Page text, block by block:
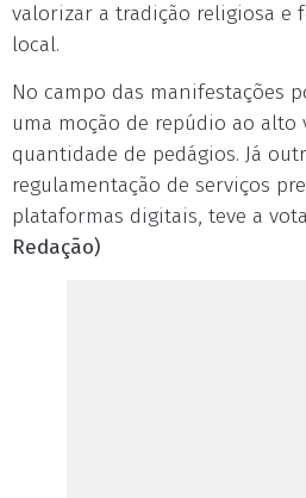
valorizar a tradição religiosa e
local.
No campo das manifestações
uma moção de repúdio ao alto
quantidade de pedágios. Já
regulamentação de serviços
plataformas digitais, teve a
Redação)